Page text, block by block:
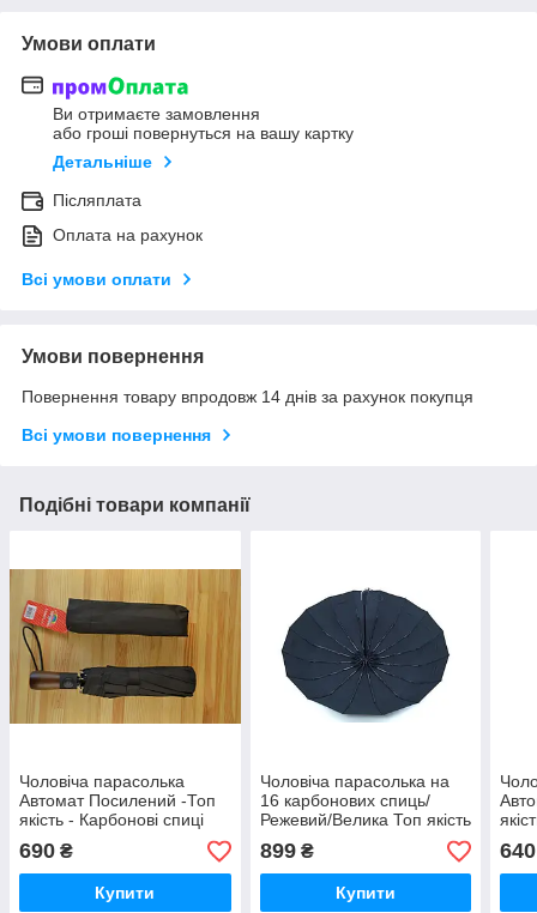
Умови оплати
Ви отримаєте замовлення
або гроші повернуться на вашу картку
Детальніше
Післяплата
Оплата на рахунок
Всі умови оплати
Умови повернення
Повернення товару впродовж 14 днів за рахунок покупця
Всі умови повернення
Подібні товари компанії
Чоловіча парасолька
Автомат Посилений -Топ
якість - Карбонові спиці
690 ₴
Купити
Чоловіча парасолька на
16 карбонових спиць/
Режевий/Велика Топ якість
— Карбонові спиці
899₴
Купити
640